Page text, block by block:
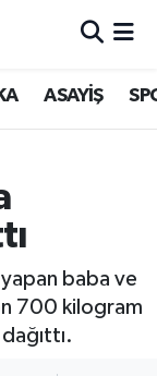
ASAYİŞ
yapan baba ve
700 kilogram